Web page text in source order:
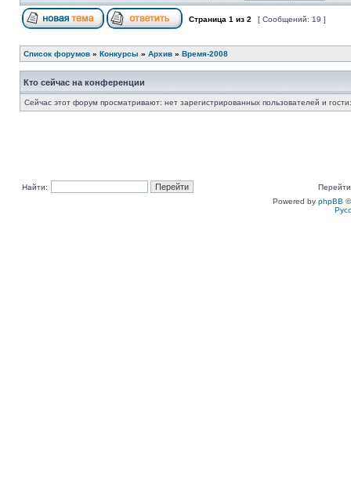
Страница 1 из 2 [ Сообщений: 19 ]
Список форумов » Конкурсы » Архив » Время-2008
Кто сейчас на конференции
Сейчас этот форум просматривают: нет зарегистрированных пользователей и
Найти:
Powered by phpBB